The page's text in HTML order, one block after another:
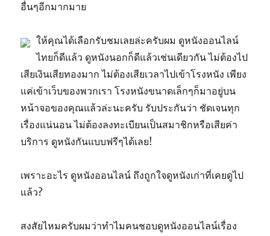
อื่นๆอีกมากมาย
ให้คุณได้เลือกรับชมเลยล่ะครับผม ดูหนังออนไลน์
ไทยก็ดีแล้ว ดูหนังนอกก็ดีแล้วเช่นเดียวกัน ไม่ต้องไป
เสียเงินเสียทองมาก ไม่ต้องเสียเวลาไปเข้าโรงหนัง เพียง
แค่เข้าเว็บของพวกเรา โรงหนังขนาดเล็กๆก็มาอยู่บน
หน้าจอของคุณแล้วล่ะนะครับ รับประกันว่า ชัดเจนทุก
เรื่องแน่นอน ไม่ต้องลงทะเบียนเป็นสมาชิกหรือเสียค่า
บริการ ดูหนังกันแบบฟรีๆได้เลย!
เพราะอะไร ดูหนังออนไลน์ ถึงถูกใจดูหนังเก่าที่เคยดูไป
แล้ว?
สงสัยไหมครับผมว่าทำไมคนชอบดูหนังออนไลน์เรื่อง